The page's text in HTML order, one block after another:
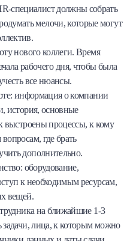
специалист должны собрать
мелочи, которые могут
нового коллеги. Время
рабочего дня, чтобы была
все нюансы.
информация о компании
история, основные
выстроены процессы, к кому
где брать
дополнительно.
оборудование,
к необходимым ресурсам,
вещей.
на ближайшие 1-3
лица, к которым можно